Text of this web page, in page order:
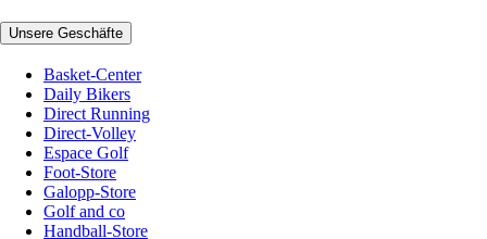
Unsere Geschäfte
Basket-Center
Daily Bikers
Direct Running
Direct-Volley
Espace Golf
Foot-Store
Galopp-Store
Golf and co
Handball-Store